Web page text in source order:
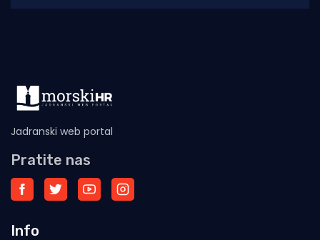
Jadranski web portal
Pratite nas
Info